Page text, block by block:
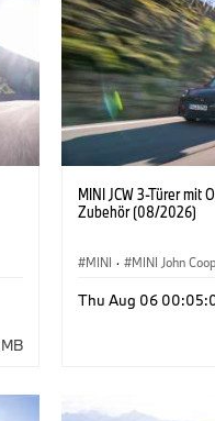
MINI JCW 3-Türer mit
Zubehör (08/2026)
MINI · MINI John
Sonderausstattungen,
Thu Aug 06